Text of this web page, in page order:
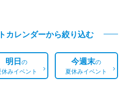
カレンダーから絞り込む
明日の
みイベント
今週末の
夏休みイベント